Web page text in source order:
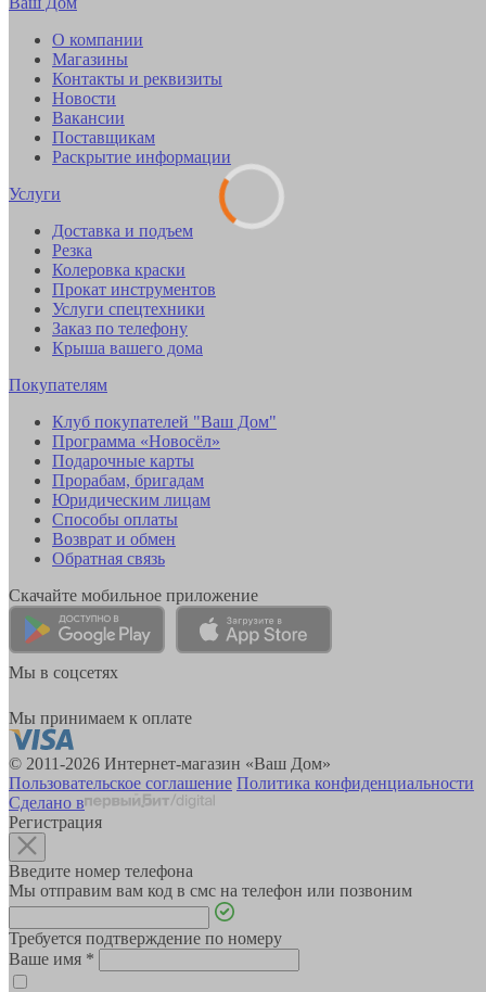
О компании
Магазины
Контакты и реквизиты
Новости
Вакансии
Поставщикам
Раскрытие информации
Услуги
Доставка и подъем
Резка
Колеровка краски
Прокат инструментов
Услуги спецтехники
Заказ по телефону
Крыша вашего дома
Покупателям
Клуб покупателей "Ваш Дом"
Программа «Новосёл»
Подарочные карты
Прорабам, бригадам
Юридическим лицам
Способы оплаты
Возврат и обмен
Обратная связь
Скачайте мобильное приложение
Мы в соцсетях
Мы принимаем к оплате
© 2011-2026 Интернет-магазин «Ваш Дом»
Пользовательское соглашение Политика конфиденциальности
Сделано в
Регистрация
Введите номер телефона
Мы отправим вам код в смс на телефон или позвоним
Требуется подтверждение по номеру
Ваше имя *